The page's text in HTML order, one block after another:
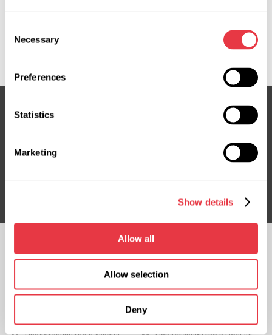
Selection
Necessary
Preferences
Statistics
Marketing
Show details
Allow all
Allow selection
Deny
32306772420, 32306773612, 32306777327,
Не пропустіть ексклюзивні пропозиції та знижки
СЛІДКУЙТЕ ЗА
НАМИ